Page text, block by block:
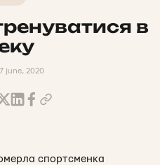
в
june, 2020
спортсменка